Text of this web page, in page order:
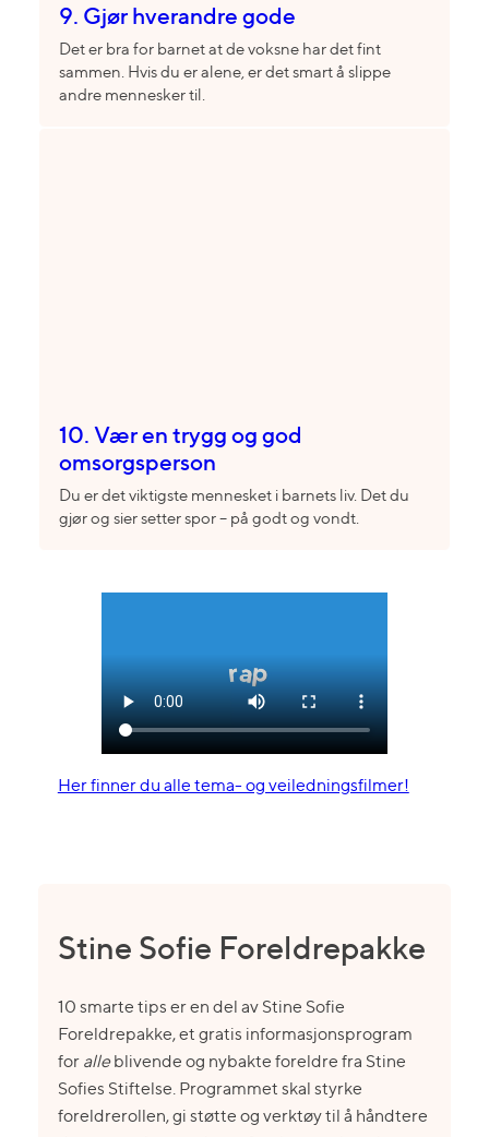
9. Gjør hverandre gode
Det er bra for barnet at de voksne har det fint
sammen. Hvis du er alene, er det smart å slippe
andre mennesker til.
10. Vær en trygg og god
omsorgsperson
Du er det viktigste mennesket i barnets liv. Det du
gjør og sier setter spor – på godt og vondt.
Her finner du alle tema- og veiledningsfilmer!
Stine Sofie Foreldrepakke
10 smarte tips er en del av Stine Sofie
Foreldrepakke, et gratis informasjonsprogram
for alleblivende og nybakte foreldre fra Stine
Sofies Stiftelse. Programmet skal styrke
foreldrerollen, gi støtte og verktøy til å håndtere